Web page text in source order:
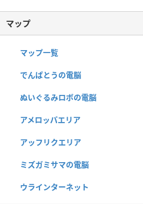
マップ
マップ一覧
でんぱとうの電脳
ぬいぐるみロボの電脳
アメロッパエリア
アッフリクエリア
ミズガミサマの電脳
ウラインターネット